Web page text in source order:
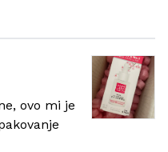
ovo mi je